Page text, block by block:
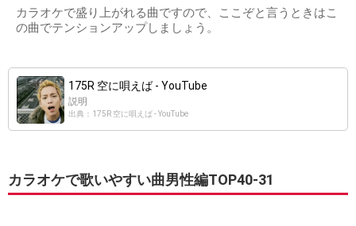
カラオケで盛り上がれる曲ですので、ここぞと言うときはこ
の曲でテンションアップしましょう。
175R 空に唄えば - YouTube
説明
出典：175R 空に唄えば - YouTube
カラオケで歌いやすい曲男性編TOP40-31